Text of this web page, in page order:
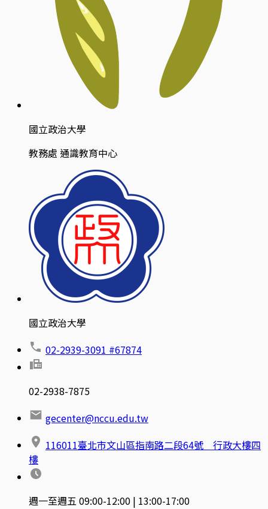
國立政治大學
教務處 通識教育中心
國立政治大學
02-2939-3091 #67874
02-2938-7875
gecenter@nccu.edu.tw
116011臺北市文山區指南路二段64號 行政大樓四
樓
週一至週五 09:00-12:00 | 13:00-17:00